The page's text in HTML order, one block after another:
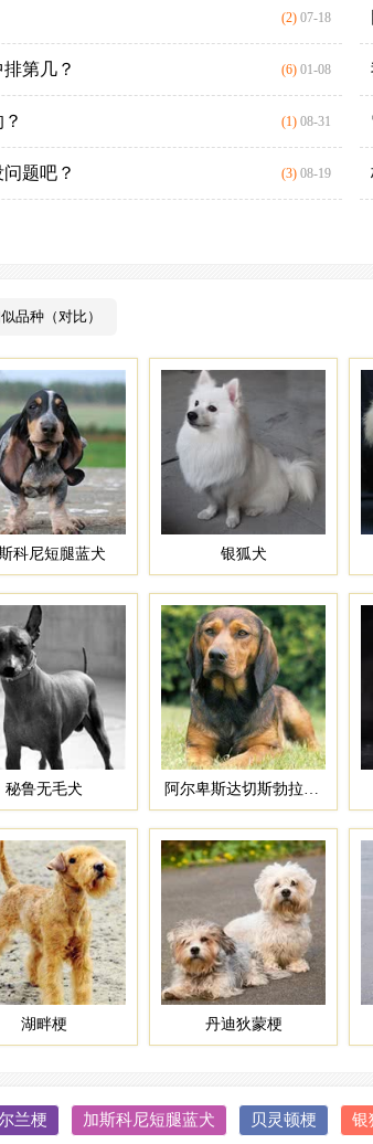
(2) 07-18
第几？ (6) 01-08
(1) 08-31
题吧？ (3) 08-19
品种（对比）
科尼短腿蓝犬 银狐犬
秘鲁无毛犬 阿尔卑斯达切斯勃拉克犬
湖畔梗 丹迪狄蒙梗
兰梗 加斯科尼短腿蓝犬 贝灵顿梗 银